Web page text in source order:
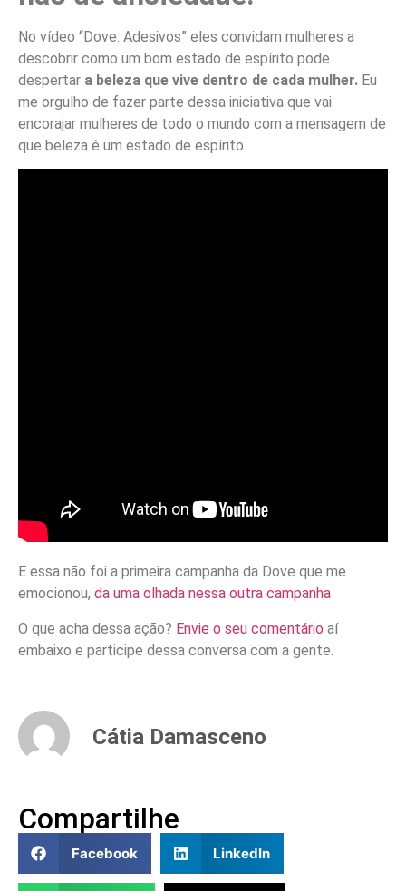
No vídeo “Dove: Adesivos” eles convidam mulheres a
descobrir como um bom estado de espírito pode
despertar a beleza que vive dentro de cada mulher. Eu
me orgulho de fazer parte dessa iniciativa que vai
encorajar mulheres de todo o mundo com a mensagem de
que beleza é um estado de espírito.
E essa não foi a primeira campanha da Dove que me
emocionou, da uma olhada nessa outra campanha
O que acha dessa ação? Envie o seu comentário aí
embaixo e participe dessa conversa com a gente.
Cátia Damasceno
Compartilhe
Facebook LinkedIn